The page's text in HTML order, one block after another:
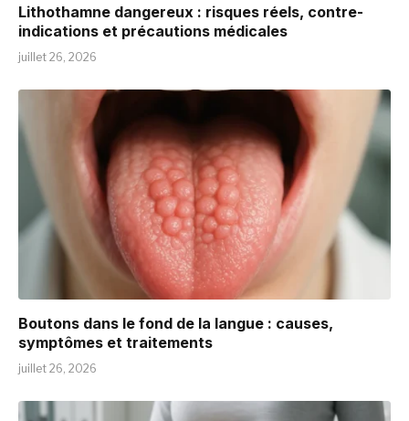
Lithothamne dangereux : risques réels, contre-
indications et précautions médicales
juillet 26, 2026
Boutons dans le fond de la langue : causes,
symptômes et traitements
juillet 26, 2026